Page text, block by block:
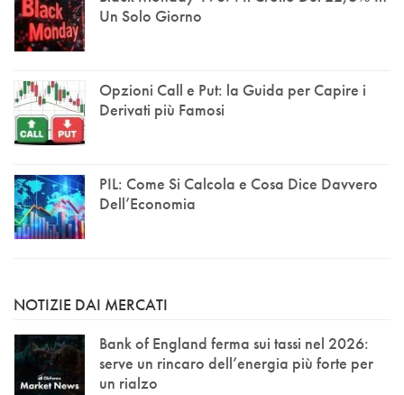
Un Solo Giorno
Opzioni Call e Put: la Guida per Capire i
Derivati più Famosi
PIL: Come Si Calcola e Cosa Dice Davvero
Dell’Economia
NOTIZIE DAI MERCATI
Bank of England ferma sui tassi nel 2026:
serve un rincaro dell’energia più forte per
un rialzo